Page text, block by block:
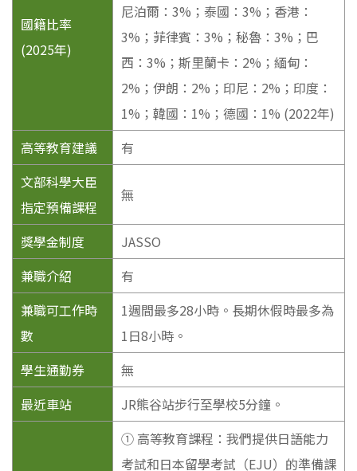
國籍比率
(2025年)
尼泊爾：3%；泰國：3%；香港：
3%；菲律賓：3%；秘魯：3%；巴
西：3%；斯里蘭卡：2%；緬甸：
2%；伊朗：2%；印尼：2%；印度：
1%；韓國：1%；德國：1% (2022年)
高等教育建議
有
文部科學大臣
指定預備課程
無
獎學金制度
JASSO
兼職介紹
有
兼職可工作時
數
1週間最多28小時。長期休假時最多為
1日8小時。
學生通勤券
無
最近車站
JR熊谷站步行至學校5分鐘。
① 高等教育課程：我們提供日語能力
考試和日本留學考試（EJU）的準備課